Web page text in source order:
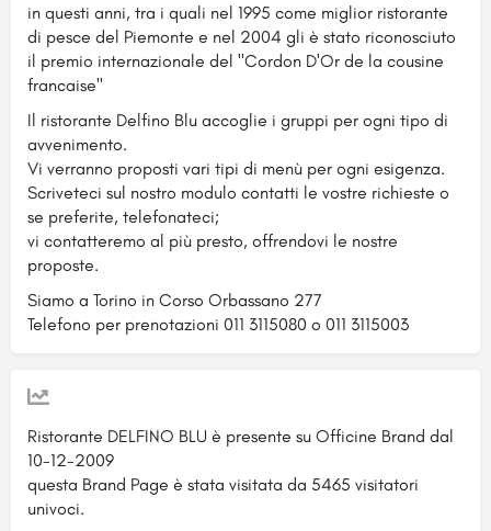
in questi anni, tra i quali nel 1995 come miglior ristorante
di pesce del Piemonte e nel 2004 gli è stato riconosciuto
il premio internazionale del "Cordon D'Or de la cousine
francaise"
Il ristorante Delfino Blu accoglie i gruppi per ogni tipo di
avvenimento.
Vi verranno proposti vari tipi di menù per ogni esigenza.
Scriveteci sul nostro modulo contatti le vostre richieste o
se preferite, telefonateci;
vi contatteremo al più presto, offrendovi le nostre
proposte.
Siamo a Torino in Corso Orbassano 277
Telefono per prenotazioni 011 3115080 o 011 3115003
Ristorante DELFINO BLU è presente su Officine Brand dal
10-12-2009
questa Brand Page è stata visitata da 5465 visitatori
univoci.